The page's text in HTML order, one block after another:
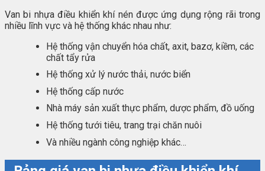
Van bi nhựa điều khiển khí nén được ứng dụng rộng rãi trong
nhiều lĩnh vực và hệ thống khác nhau như:
Hệ thống vận chuyển hóa chất, axit, bazơ, kiềm, các
chất tẩy rửa
Hệ thống xử lý nước thải, nước biển
Hệ thống cấp nước
Nhà máy sản xuất thực phẩm, dược phẩm, đồ uống
Hệ thống tưới tiêu, trang trại chăn nuôi
Và nhiều ngành công nghiệp khác…